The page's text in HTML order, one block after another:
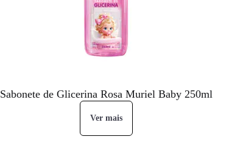
Sabonete de Glicerina Rosa Muriel Baby 250ml
Ver mais